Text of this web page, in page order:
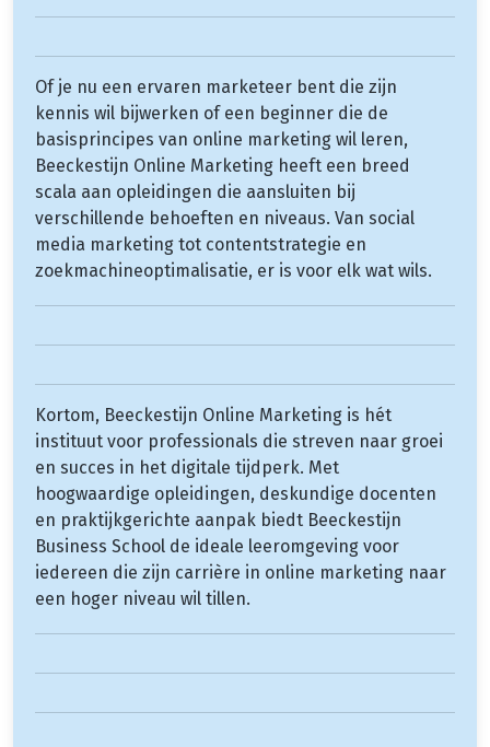
Of je nu een ervaren marketeer bent die zijn
kennis wil bijwerken of een beginner die de
basisprincipes van online marketing wil leren,
Beeckestijn Online Marketing heeft een breed
scala aan opleidingen die aansluiten bij
verschillende behoeften en niveaus. Van social
media marketing tot contentstrategie en
zoekmachineoptimalisatie, er is voor elk wat wils.
Kortom, Beeckestijn Online Marketing is hét
instituut voor professionals die streven naar groei
en succes in het digitale tijdperk. Met
hoogwaardige opleidingen, deskundige docenten
en praktijkgerichte aanpak biedt Beeckestijn
Business School de ideale leeromgeving voor
iedereen die zijn carrière in online marketing naar
een hoger niveau wil tillen.